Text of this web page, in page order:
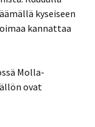
kyseiseen
kannattaa
Molla-
ovat